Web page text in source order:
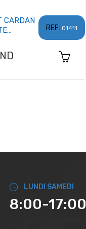
REF: 01411
CARDAN
LUNDI SAMEDI
8:00-17:00